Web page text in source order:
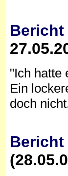
Bericht
"Ich hatte
Ein
doch
Bericht